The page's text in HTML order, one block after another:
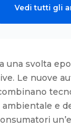
Vedi tutti gli
una svolta
Le nuove
e